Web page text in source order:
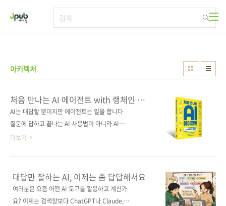
아키텍처
처음 만나는 AI 에이전트 with 랭체인 &
MCP
AI는 대답할 뿐이지만 에이전트는 일을 합니다
질문에 답하고 끝나는 AI 사용법이 아니라 AI에
일을 맡기고 하나의 흐름을 만드는 방법을 다루
스템까지 단계별로 직접 만들면서 왜 이런 구조
가 필요한지 쉽게 이해할 수 있도록 구성했다. 프
로젝트를 완성해가는 과정을 통해 흐름과 구조
더보기
대답만 잘하는 AI, 이제는 좀 답답해서요
여러분은 요즘 어떤 AI 도구를 활용하고 계신가
요? 이제는 검색창보다 ChatGPT나 Claude,